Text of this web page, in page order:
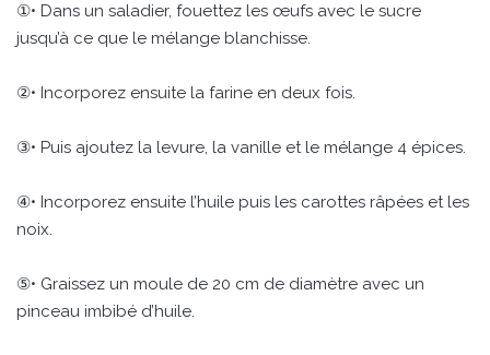
①• Dans un saladier, fouettez les œufs avec le sucre
jusqu’à ce que le mélange blanchisse.
②• Incorporez ensuite la farine en deux fois.
③• Puis ajoutez la levure, la vanille et le mélange 4 épices.
④• Incorporez ensuite l’huile puis les carottes râpées et les
noix.
⑤• Graissez un moule de 20 cm de diamètre avec un
pinceau imbibé d’huile.